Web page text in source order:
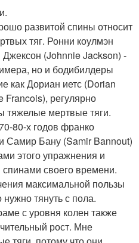
развитой спины относит
тяг. Ронни коулмэн
(Johnnie Jackson) -
но и бодибилдеры
как Дориан иетс (Dorian
регулярно
тяжелые мертвые тяги.
80-х годов франко
Самир Бану (Samir Bannout)
этого упражнения и
своего времени.
максимальной пользы
нужно тянуть с пола.
с уровня колен также
рост. Мне